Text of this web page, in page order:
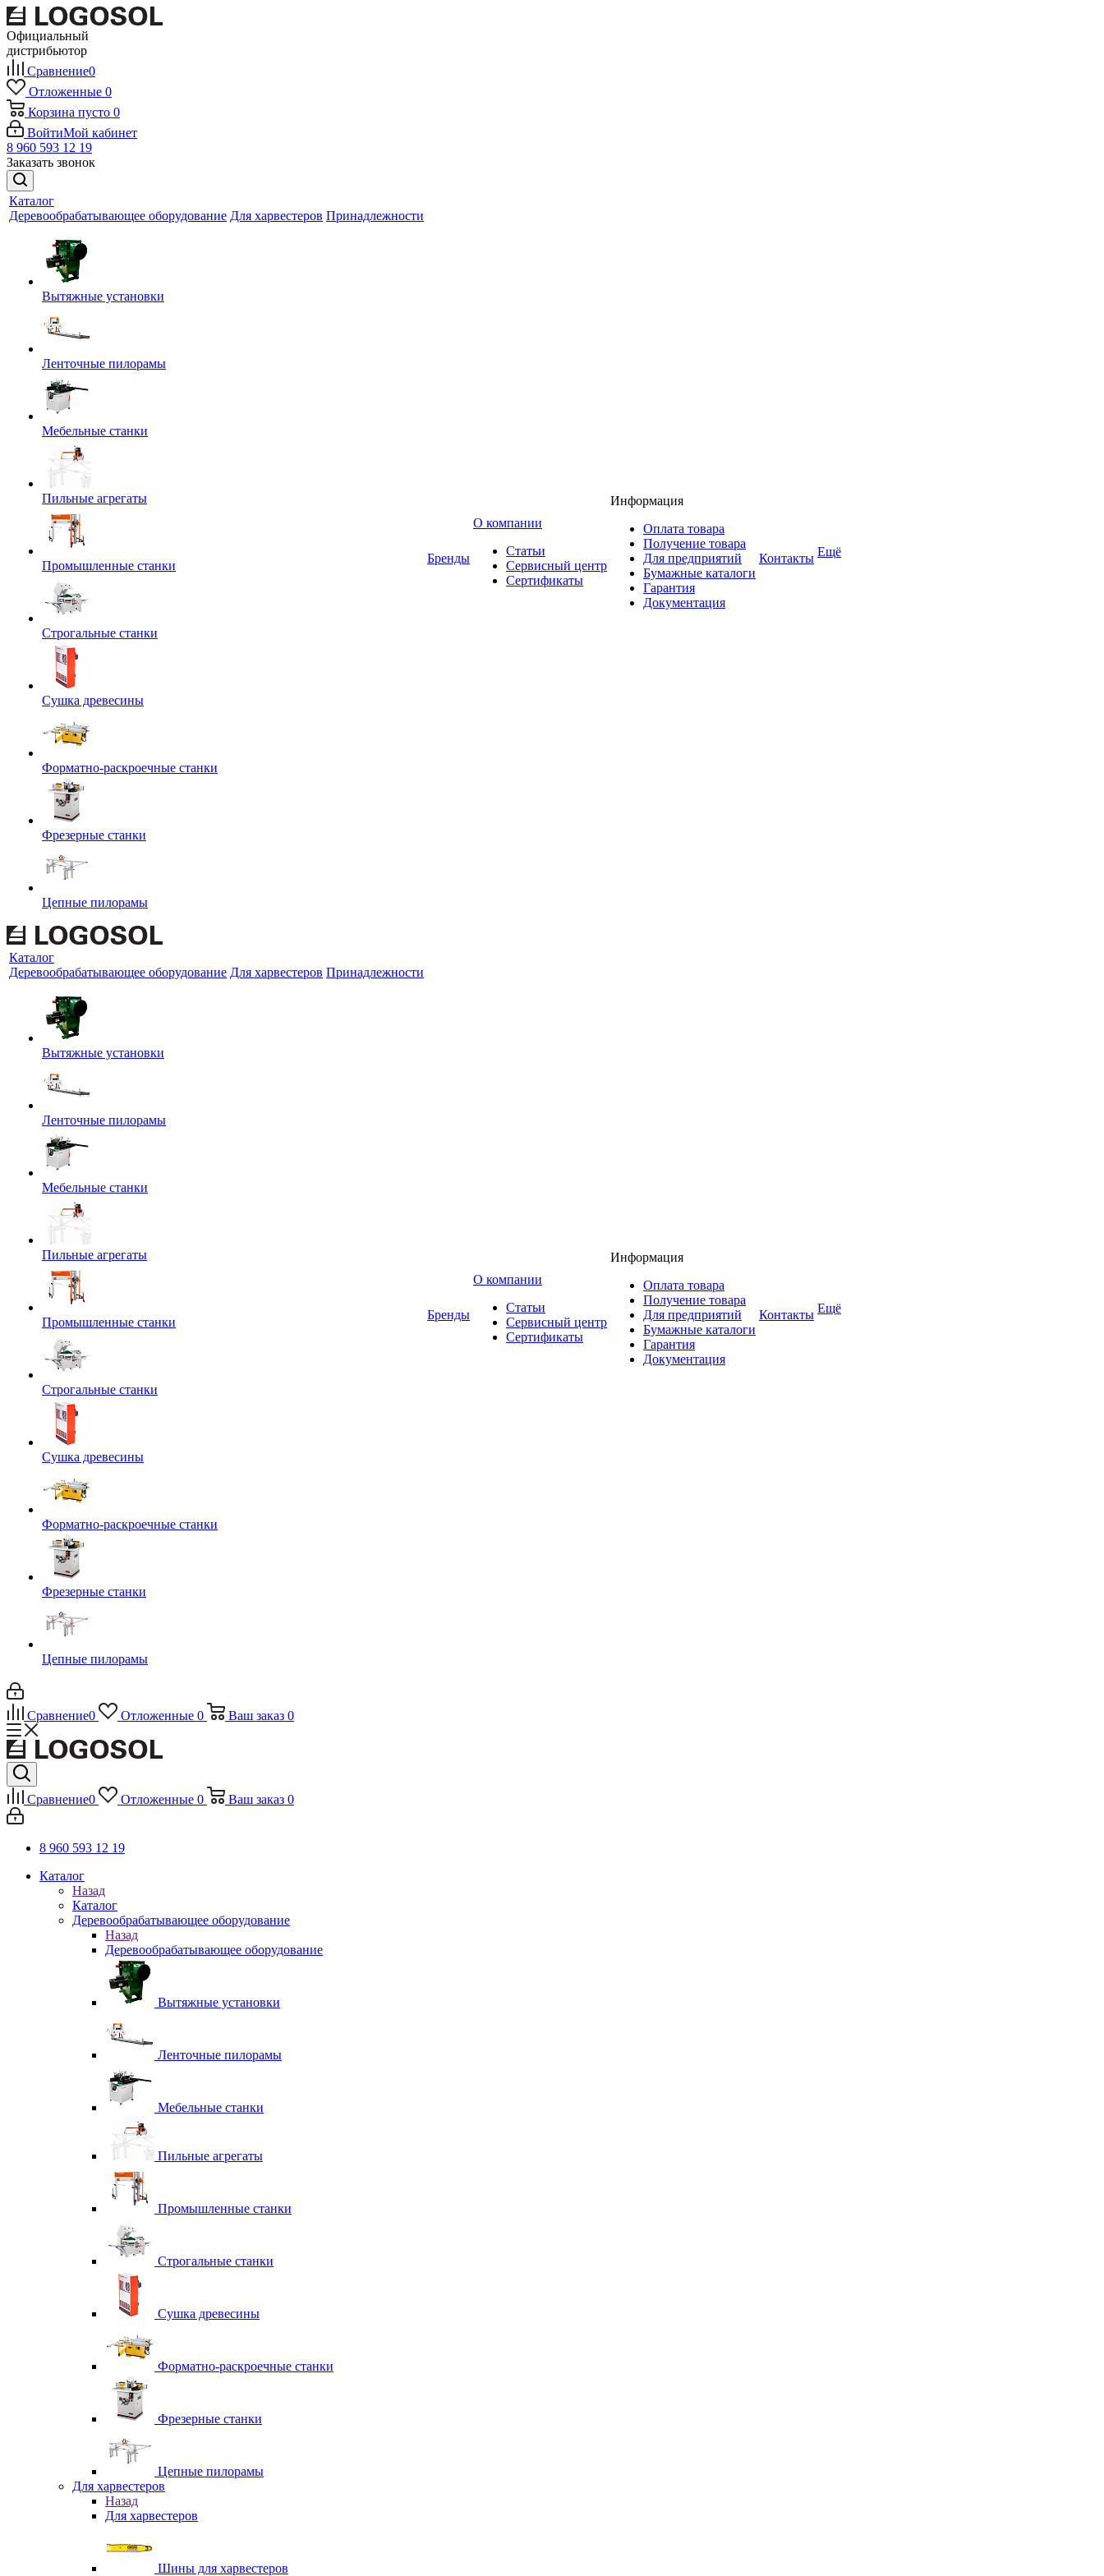
Официальный
дистрибьютор
Сравнение0
Отложенные 0
Корзина пусто 0
ВойтиМой кабинет
8 960 593 12 19
Заказать звонок
Каталог
Деревообрабатывающее оборудование Для харвестеров Принадлежности
Вытяжные установки
Ленточные пилорамы
Мебельные станки
Пильные агрегаты
Промышленные станки
Строгальные станки
Сушка древесины
Форматно-раскроечные станки
Фрезерные станки
Цепные пилорамы
Бренды
O компании
Статьи
Сервисный центр
Сертификаты
Информация
Оплата товара
Получение товара
Для предприятий
Бумажные каталоги
Гарантия
Документация
Контакты Ещё
Каталог
Деревообрабатывающее оборудование Для харвестеров Принадлежности
Вытяжные установки
Ленточные пилорамы
Мебельные станки
Пильные агрегаты
Промышленные станки
Строгальные станки
Сушка древесины
Форматно-раскроечные станки
Фрезерные станки
Цепные пилорамы
Бренды
O компании
Статьи
Сервисный центр
Сертификаты
Информация
Оплата товара
Получение товара
Для предприятий
Бумажные каталоги
Гарантия
Документация
Контакты Ещё
Сравнение0 Отложенные 0 Ваш заказ 0
Сравнение0 Отложенные 0 Ваш заказ 0
8 960 593 12 19
Каталог
Назад
Каталог
Деревообрабатывающее оборудование
Назад
Деревообрабатывающее оборудование
Вытяжные установки
Ленточные пилорамы
Мебельные станки
Пильные агрегаты
Промышленные станки
Строгальные станки
Сушка древесины
Форматно-раскроечные станки
Фрезерные станки
Цепные пилорамы
Для харвестеров
Назад
Для харвестеров
Шины для харвестеров